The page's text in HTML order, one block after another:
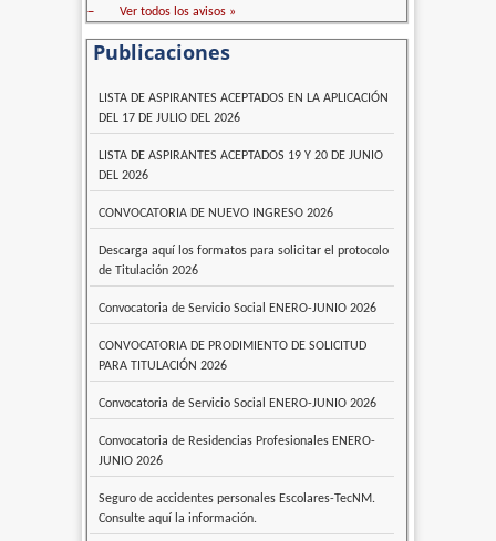
– Ver todos los avisos »
Publicaciones
LISTA DE ASPIRANTES ACEPTADOS EN LA APLICACIÓN
DEL 17 DE JULIO DEL 2026
LISTA DE ASPIRANTES ACEPTADOS 19 Y 20 DE JUNIO
DEL 2026
CONVOCATORIA DE NUEVO INGRESO 2026
Descarga aquí los formatos para solicitar el protocolo
de Titulación 2026
Convocatoria de Servicio Social ENERO-JUNIO 2026
CONVOCATORIA DE PRODIMIENTO DE SOLICITUD
PARA TITULACIÓN 2026
Convocatoria de Servicio Social ENERO-JUNIO 2026
Convocatoria de Residencias Profesionales ENERO-
JUNIO 2026
Seguro de accidentes personales Escolares-TecNM.
Consulte aquí la información.